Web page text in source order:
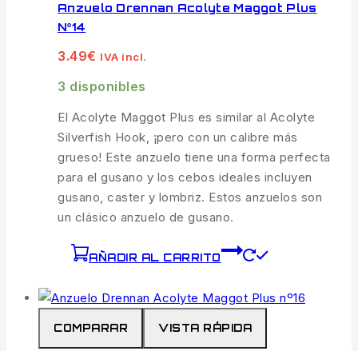
Anzuelo Drennan Acolyte Maggot Plus
Nº14
3.49€ IVA incl.
3 disponibles
El Acolyte Maggot Plus es similar al Acolyte
Silverfish Hook, ¡pero con un calibre más
grueso! Este anzuelo tiene una forma perfecta
para el gusano y los cebos ideales incluyen
gusano, caster y lombriz. Estos anzuelos son
un clásico anzuelo de gusano.
AÑADIR AL CARRITO
COMPARAR VISTA RÁPIDA